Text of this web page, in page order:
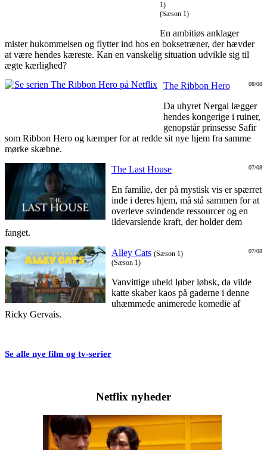
1)
(Sæson 1)
En ambitiøs anklager
mister hukommelsen og flytter ind hos en boksetræner, der hævder
at være hendes kæreste. Kan en vanskelig situation udvikle sig til
ægte kærlighed?
08/08
The Ribbon Hero
Da uhyret Nergal lægger
hendes kongerige i ruiner,
genopstår prinsesse Safir
som Ribbon Hero og kæmper for at redde sit nye hjem fra samme
mørke skæbne.
07/08
The Last House
En familie, der på mystisk vis er spærret
inde i deres hjem, må stå sammen for at
overleve svindende ressourcer og en
ildevarslende kraft, der holder dem
fanget.
07/08
Alley Cats (Sæson 1)
(Sæson 1)
Vanvittige uheld løber løbsk, da vilde
katte skaber kaos på gaderne i denne
uhæmmede animerede komedie af
Ricky Gervais.
Se alle nye film og tv-serier
Netflix nyheder